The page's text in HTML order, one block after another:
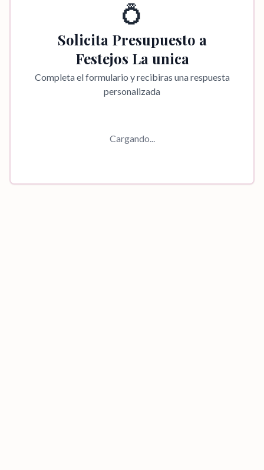
💍
Solicita Presupuesto a
Festejos La unica
Completa el formulario y recibiras una respuesta
personalizada
Cargando...